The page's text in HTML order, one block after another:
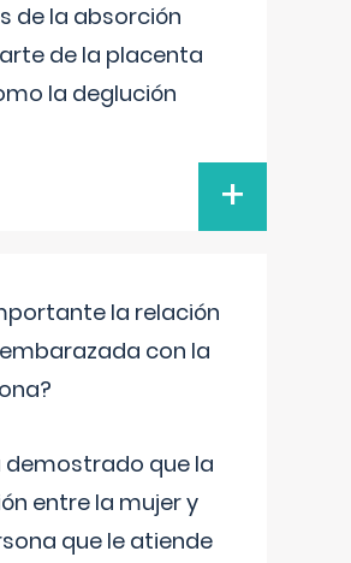
de la absorción
de la placenta
la deglución
+
la relación
con la
demostrado que la
entre la mujer y
que le atiende